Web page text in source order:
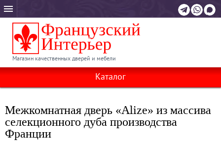
Магазин качественных дверей и мебели
Каталог
Межкомнатная дверь «Alize» из массива
селекционного дуба производства
Франции